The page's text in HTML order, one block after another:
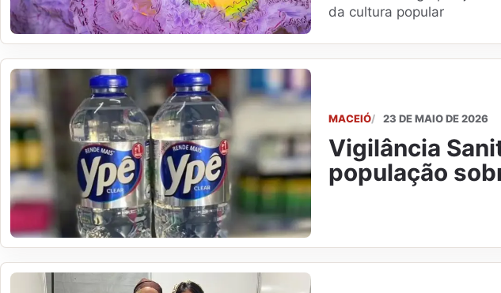
da cultura popular
MACEIÓ 23 DE MAIO DE 2026
Vigilância
população